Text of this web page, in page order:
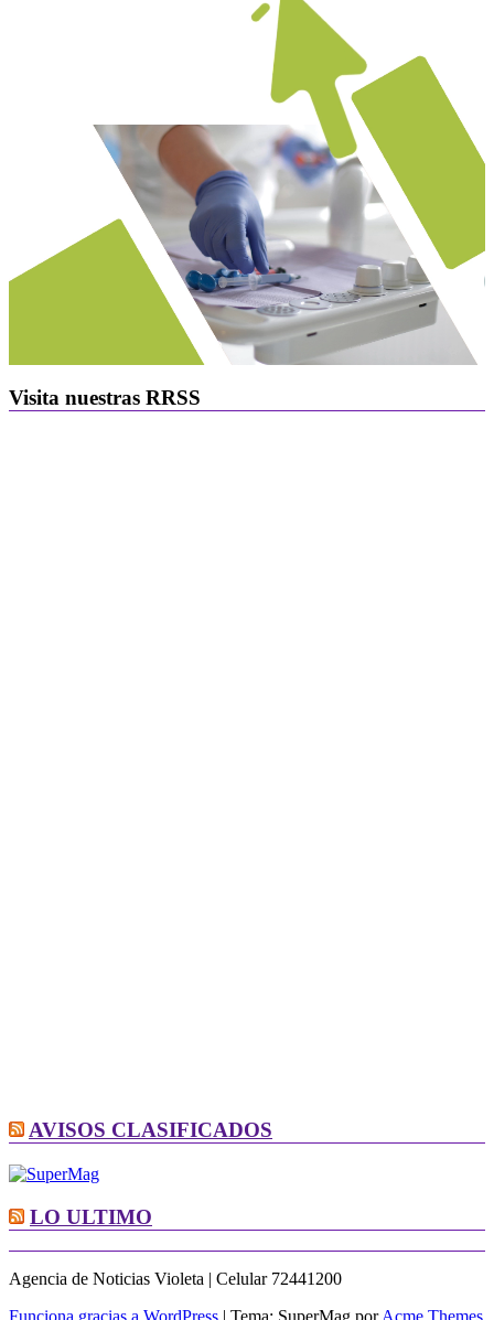
Visita nuestras RRSS
AVISOS CLASIFICADOS
LO ULTIMO
Agencia de Noticias Violeta | Celular 72441200